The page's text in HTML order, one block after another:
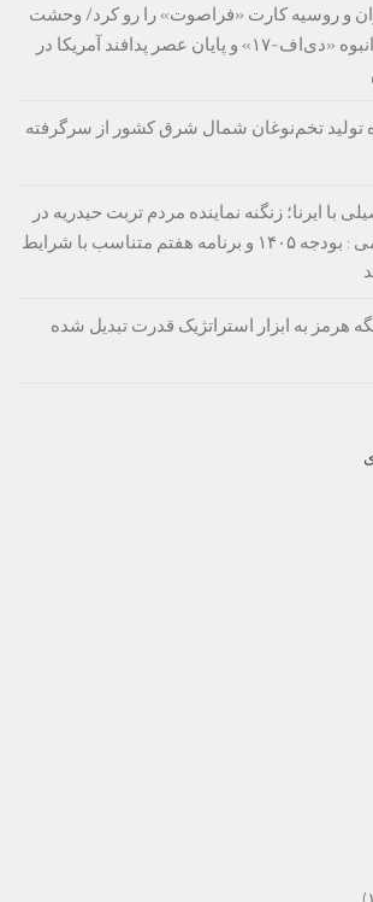
و روسیه کارت «فراصوت» را رو کرد/ وحشت
در پنتاگون؛ استقرار انبوه «دی‌اف‑۱۷» و پایان عصر پدافند آمریکا در
تولید تخم‌نوغان شمال شرق کشور از سرگرفته
با ایرنا؛ زنگنه نماینده مردم تربت حیدریه در
مجلس شورای اسلامی : بودجه ۱۴۰۵ و برنامه هفتم متناسب با شرایط
هرمز به ابزار استراتژیک قدرت تبدیل شده